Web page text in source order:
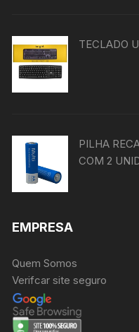
TECLADO
PILHA
COM 2
EMPRESA
Quem Somos
Verifcar site seguro